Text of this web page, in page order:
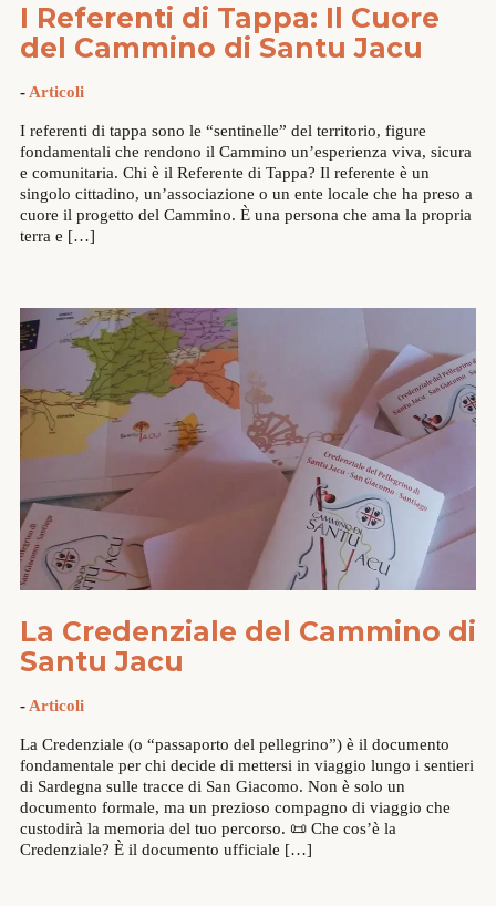
I Referenti di Tappa: Il Cuore
del Cammino di Santu Jacu
- Articoli
I referenti di tappa sono le “sentinelle” del territorio, figure
fondamentali che rendono il Cammino un’esperienza viva, sicura
e comunitaria. Chi è il Referente di Tappa? Il referente è un
singolo cittadino, un’associazione o un ente locale che ha preso a
cuore il progetto del Cammino. È una persona che ama la propria
terra e […]
La Credenziale del Cammino di
Santu Jacu
- Articoli
La Credenziale (o “passaporto del pellegrino”) è il documento
fondamentale per chi decide di mettersi in viaggio lungo i sentieri
di Sardegna sulle tracce di San Giacomo. Non è solo un
documento formale, ma un prezioso compagno di viaggio che
custodirà la memoria del tuo percorso. 📜 Che cos’è la
Credenziale? È il documento ufficiale […]